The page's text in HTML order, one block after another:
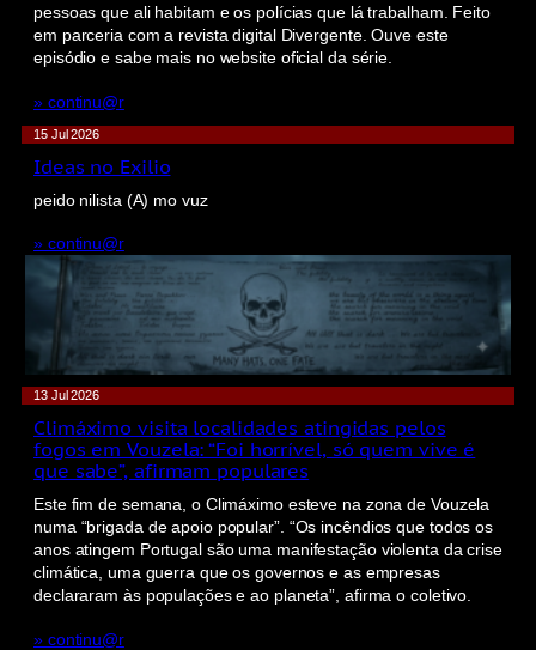
pessoas que ali habitam e os polícias que lá trabalham. Feito
em parceria com a revista digital Divergente. Ouve este
episódio e sabe mais no website oficial da série.
» continu@r
15 Jul 2026
Ideas no Exilio
peido nilista (A) mo vuz
» continu@r
13 Jul 2026
Climáximo visita localidades atingidas pelos
fogos em Vouzela: “Foi horrível, só quem vive é
que sabe”, afirmam populares
Este fim de semana, o Climáximo esteve na zona de Vouzela
numa “brigada de apoio popular”. “Os incêndios que todos os
anos atingem Portugal são uma manifestação violenta da crise
climática, uma guerra que os governos e as empresas
declararam às populações e ao planeta”, afirma o coletivo.
» continu@r